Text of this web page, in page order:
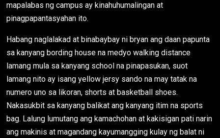
mapalabas ng campus ay kinahuhumalingan at
pinagpapantasyahan ito.
Habang naglalakad at binabaybay ni bryan ang daan papunta
sa kanyang bording house na medyo walking distance
lamang mula sa kanyang school na pinapasukan, suot
lamang nito ay isang yellow jersy sando na may tatak na
numero uno sa likoran, shorts at basketball shoes.
Nakasukbit sa kanyang balikat ang kanyang itim na sports
bag. Lalung lumutang ang kamachohan at kakisigan pati narin
ang makinis at magandang kayumangging kulay ng balat ni